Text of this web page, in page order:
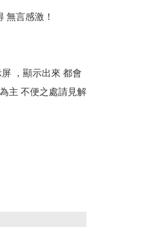
無言感激！
，顯示出來 都會
主 不便之處請見解